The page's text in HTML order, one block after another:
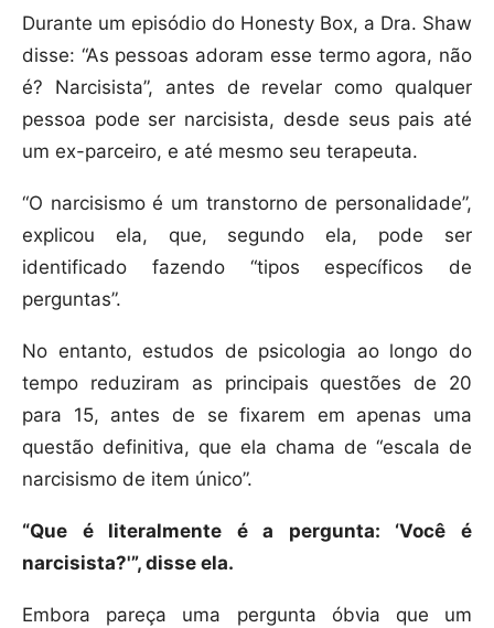
Durante um episódio do Honesty Box, a Dra. Shaw
disse: “As pessoas adoram esse termo agora, não
é? Narcisista”, antes de revelar como qualquer
pessoa pode ser narcisista, desde seus pais até
um ex-parceiro, e até mesmo seu terapeuta.
“O narcisismo é um transtorno de personalidade”,
explicou ela, que, segundo ela, pode ser
identificado fazendo “tipos específicos de
perguntas”.
No entanto, estudos de psicologia ao longo do
tempo reduziram as principais questões de 20
para 15, antes de se fixarem em apenas uma
questão definitiva, que ela chama de “escala de
narcisismo de item único”.
“Que é literalmente é a pergunta: ‘Você é
narcisista?'”, disse ela.
Embora pareça uma pergunta óbvia que um